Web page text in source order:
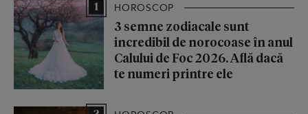
1 HOROSCOP
3 semne zodiacale sunt
incredibil de norocoase în anul
Calului de Foc 2026. Află dacă
te numeri printre ele